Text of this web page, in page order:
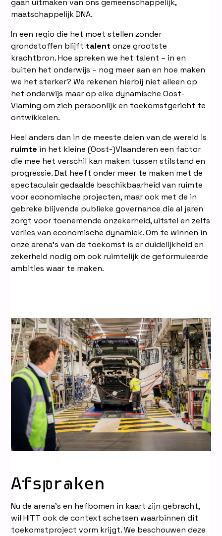
maatschappelijk DNA.
In een regio die het moet stellen zonder
grondstoffen blijft talentonze grootste
krachtbron. Hoe spreken we het talent – in en
buiten het onderwijs – nog meer aan en hoe maken
we het sterker? We rekenen hierbij niet alleen op
het onderwijs maar op elke dynamische Oost-
Vlaming om zich persoonlijk en toekomstgericht te
ontwikkelen.
Heel anders dan in de meeste delen van de wereld is
ruimte in het kleine (Oost-)Vlaanderen een factor
die mee het verschil kan maken tussen stilstand en
progressie. Dat heeft onder meer te maken met de
spectaculair gedaalde beschikbaarheid van ruimte
voor economische projecten, maar ook met de in
gebreke blijvende publieke governance die al jaren
zorgt voor toenemende onzekerheid, uitstel en zelfs
verlies van economische dynamiek. Om te winnen in
onze arena’s van de toekomst is er duidelijkheid en
zekerheid nodig om ook ruimtelijk de geformuleerde
ambities waar te maken.
Afspraken
Nu de arena’s en hefbomen in kaart zijn gebracht,
wil HITT ook de context schetsen waarbinnen dit
toekomstproject vorm krijgt. We beschouwen deze